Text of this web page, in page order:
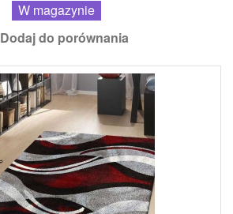
W magazynie
Dodaj do porównania